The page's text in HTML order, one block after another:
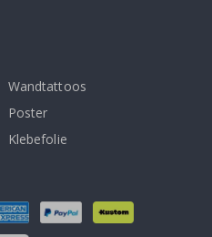
Wandtattoos
Poster
Klebefolie